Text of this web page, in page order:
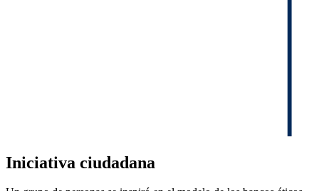
Iniciativa ciudadana